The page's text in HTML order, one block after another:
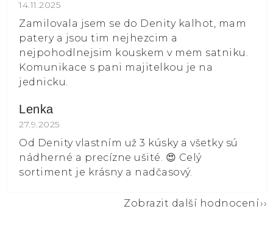
Hodnocení obchodu je 5 z 5 hvězdiček.
14.11.2025
Zamilovala jsem se do Denity kalhot, mam
patery a jsou tim nejhezcim a
nejpohodlnejsim kouskem v mem satniku.
Komunikace s pani majitelkou je na
jednicku.
Lenka
Hodnocení obchodu je 5 z 5 hvězdiček.
27.9.2025
Od Denity vlastním už 3 kúsky a všetky sú
nádherné a precízne ušité. 😍 Celý
sortiment je krásny a nadčasový.
Zobrazit další hodnocení